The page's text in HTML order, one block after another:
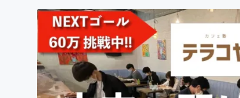
アート・写真
テクノロジー・ガジェット
映像・映画